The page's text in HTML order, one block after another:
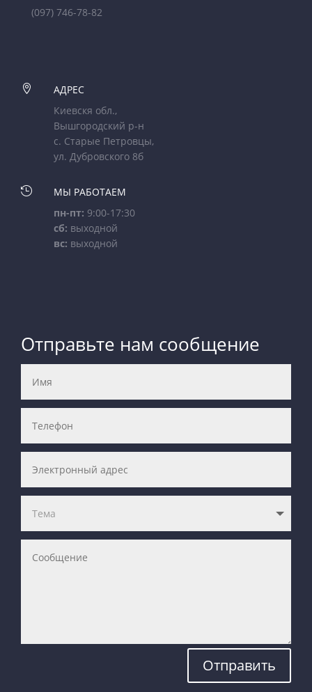
(097) 746-78-82

АДРЕС
Киевскя обл.,
Вышгородский р-н
с. Старые Петровцы,
ул. Дубровского 8б

МЫ РАБОТАЕМ
пн-пт: 9:00-17:30
сб: выходной
вс: выходной
Отправьте нам сообщение
Отправить